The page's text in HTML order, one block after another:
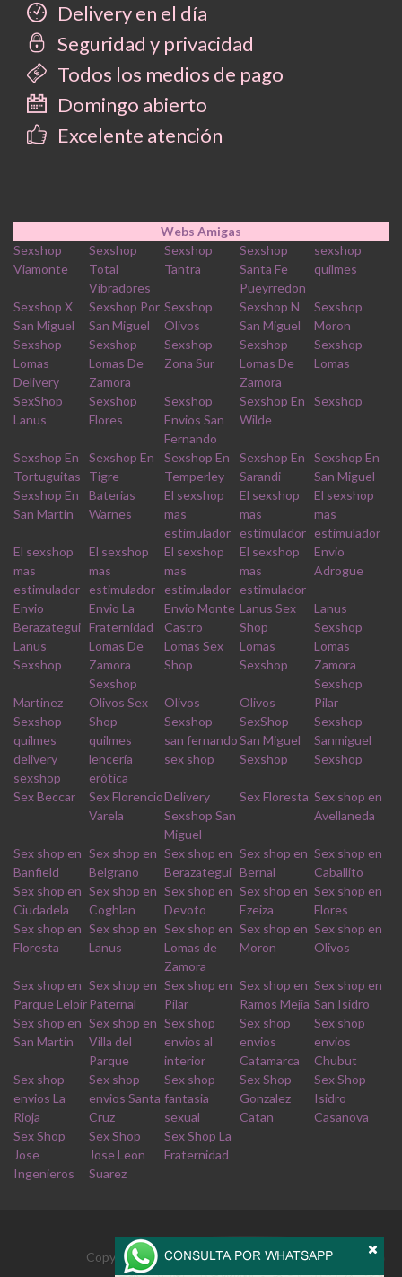
Delivery en el día
Seguridad y privacidad
Todos los medios de pago
Domingo abierto
Excelente atención
Webs Amigas
Sexshop
Viamonte
Sexshop
Total
Vibradores
Sexshop
Tantra
Sexshop
Santa Fe
Pueyrredon
sexshop
quilmes
Sexshop X
San Miguel
Sexshop Por
San Miguel
Sexshop
Olivos
Sexshop N
San Miguel
Sexshop
Moron
Sexshop
Lomas
Delivery
Sexshop
Lomas De
Zamora
Sexshop
Zona Sur
Sexshop
Lomas De
Zamora
Sexshop
Lomas
SexShop
Lanus
Sexshop
Flores
Sexshop
Envios San
Fernando
Sexshop En
Wilde
Sexshop
Sexshop En
Tortuguitas
Sexshop En
Tigre
Sexshop En
Temperley
Sexshop En
Sarandi
Sexshop En
San Miguel
Sexshop En
San Martin
Baterias
Warnes
El sexshop
mas
estimulador
El sexshop
mas
estimulador
El sexshop
mas
estimulador
El sexshop
mas
estimulador
El sexshop
mas
estimulador
El sexshop
mas
estimulador
El sexshop
mas
estimulador
Envio
Adrogue
Envio
Berazategui
Envio La
Fraternidad
Envio Monte
Castro
Lanus Sex
Shop
Lanus
Sexshop
Lanus
Sexshop
Lomas De
Zamora
Sexshop
Lomas Sex
Shop
Lomas
Sexshop
Lomas
Zamora
Sexshop
Martinez
Sexshop
Olivos Sex
Shop
Olivos
Sexshop
Olivos
SexShop
Pilar
Sexshop
quilmes
delivery
sexshop
quilmes
lencería
erótica
san fernando
sex shop
San Miguel
Sexshop
Sanmiguel
Sexshop
Sex Beccar
Sex Florencio
Varela
Delivery
Sexshop San
Miguel
Sex Floresta Sex shop en
Avellaneda
Sex shop en
Banfield
Sex shop en
Belgrano
Sex shop en
Berazategui
Sex shop en
Bernal
Sex shop en
Caballito
Sex shop en
Ciudadela
Sex shop en
Coghlan
Sex shop en
Devoto
Sex shop en
Ezeiza
Sex shop en
Flores
Sex shop en
Floresta
Sex shop en
Lanus
Sex shop en
Lomas de
Zamora
Sex shop en
Moron
Sex shop en
Olivos
Sex shop en
Parque Leloir
Sex shop en
Paternal
Sex shop en
Pilar
Sex shop en
Ramos Mejia
Sex shop en
San Isidro
Sex shop en
San Martin
Sex shop en
Villa del
Parque
Sex shop
envios al
interior
Sex shop
envios
Catamarca
Sex shop
envios
Chubut
Sex shop
envios La
Rioja
Sex shop
envios Santa
Cruz
Sex shop
fantasia
sexual
Sex Shop
Gonzalez
Catan
Sex Shop
Isidro
Casanova
Sex Shop
Jose
Ingenieros
Sex Shop
Jose Leon
Suarez
Sex Shop La
Fraternidad
Copyrights © 2026 Derechos reservados